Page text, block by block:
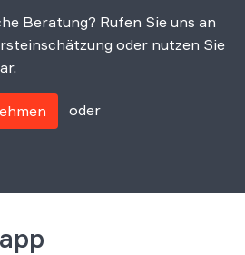
Beratung? Rufen Sie uns an
oder nutzen Sie
oder